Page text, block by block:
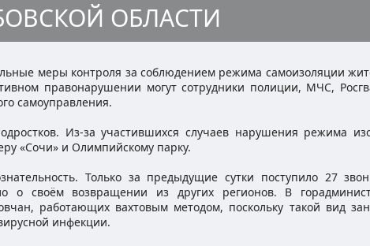
ОБЛАСТИ
меры контроля за соблюдением режима самоизоляции
правонарушении могут сотрудники полиции, МЧС,
самоуправления.
Из-за участившихся случаев нарушения режима
«Сочи» и Олимпийскому парку.
Только за предыдущие сутки поступило 27
о своём возвращении из других регионов. В
работающих вахтовым методом, поскольку такой вид
инфекции.